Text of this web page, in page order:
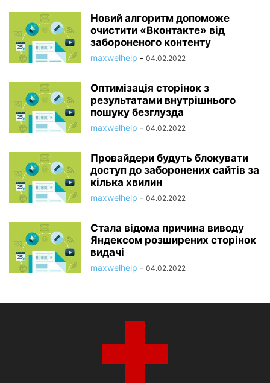
Новий алгоритм допоможе
очистити «Вконтакте» від
забороненого контенту
maxwelhelp - 04.02.2022
Оптимізація сторінок з
результатами внутрішнього
пошуку безглузда
maxwelhelp - 04.02.2022
Провайдери будуть блокувати
доступ до заборонених сайтів за
кілька хвилин
maxwelhelp - 04.02.2022
Стала відома причина виводу
Яндексом розширених сторінок
видачі
maxwelhelp - 04.02.2022